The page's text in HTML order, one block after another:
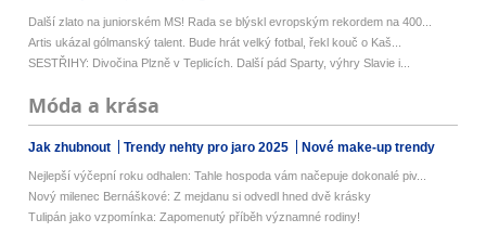
Další zlato na juniorském MS! Rada se blýskl evropským rekordem na 400...
Artis ukázal gólmanský talent. Bude hrát velký fotbal, řekl kouč o Kaš...
SESTŘIHY: Divočina Plzně v Teplicích. Další pád Sparty, výhry Slavie i...
Móda a krása
Jak zhubnout Trendy nehty pro jaro 2025 Nové make-up trendy
Nejlepší výčepní roku odhalen: Tahle hospoda vám načepuje dokonalé piv...
Nový milenec Bernáškové: Z mejdanu si odvedl hned dvě krásky
Tulipán jako vzpomínka: Zapomenutý příběh významné rodiny!